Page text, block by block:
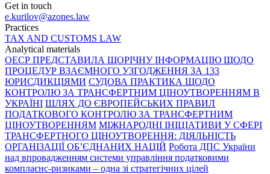
Get in touch
e.kurilov@azones.law
Practices
TAX AND CUSTOMS LAW
Analytical materials
ОЕСР ПРЕДСТАВИЛА ЩОРІЧНУ ІНФОРМАЦІЮ ЩОДО
ПРОЦЕДУР ВЗАЄМНОГО УЗГОДЖЕННЯ ЗА 133
ЮРИСДИКЦІЯМИ СУДОВА ПРАКТИКА ЩОДО
КОНТРОЛЮ ЗА ТРАНСФЕРТНИМ ЦІНОУТВОРЕННЯМ В
УКРАЇНІ ШЛЯХ ДО ЄВРОПЕЙСЬКИХ ПРАВИЛ
ПОДАТКОВОГО КОНТРОЛЮ ЗА ТРАНСФЕРТНИМ
ЦІНОУТВОРЕННЯМ МІЖНАРОДНІ ІНІЦІАТИВИ У СФЕРІ
ТРАНСФЕРТНОГО ЦІНОУТВОРЕННЯ: ДІЯЛЬНІСТЬ
ОРГАНІЗАЦІЇ ОБ’ЄДНАНИХ НАЦІЙ Робота ДПС України
над впровадженням системи управління податковими
комплаєнс-ризиками – одна зі стратегічних цілей